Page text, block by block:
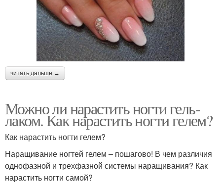
читать дальше →
Можно ли нарастить ногти гель-
лаком. Как нарастить ногти гелем?
Как нарастить ногти гелем?
Наращивание ногтей гелем – пошагово! В чем различия
однофазной и трехфазной системы наращивания? Как
нарастить ногти самой?